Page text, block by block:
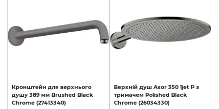
Кронштейн для верхнього
душу 389 мм Brushed Black
Chrome (27413340)
Верхній душ Axor 350 1jet P з
тримачем Polished Black
Chrome (26034330)